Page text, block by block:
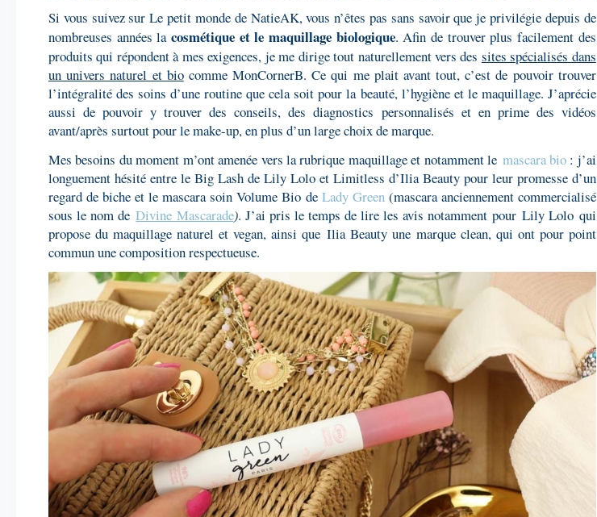
Si vous suivez sur Le petit monde de NatieAK, vous n’êtes pas sans savoir que je privilégie depuis de
nombreuses années lacosmétique et le maquillage biologique. Afin de trouver plus facilement des
produits qui répondent à mes exigences, je me dirige tout naturellement vers des sites spécialisés dans
un univers naturel et biocomme MonCornerB. Ce qui me plait avant tout, c’est de pouvoir trouver
l’intégralité des soins d’une routine que cela soit pour la beauté, l’hygiène et le maquillage. J’aprécie
aussi de pouvoir y trouver des conseils, des diagnostics personnalisés et en prime des vidéos
avant/après surtout pour le make-up, en plus d’un large choix de marque.
Mes besoins du moment m’ont amenée vers la rubrique maquillage et notamment le mascara bio: j’ai
longuement hésité entre le Big Lash de Lily Lolo et Limitless d’Ilia Beauty pour leur promesse d’un
regard de biche et le mascara soin Volume Bio de Lady Green(mascara anciennement commercialisé
sous le nom deDivine Mascarade). J’ai pris le temps de lire les avis notamment pour Lily Loloqui
propose du maquillage naturel et vegan, ainsi queIlia Beauty une marque clean, qui ont pour point
commun une composition respectueuse.